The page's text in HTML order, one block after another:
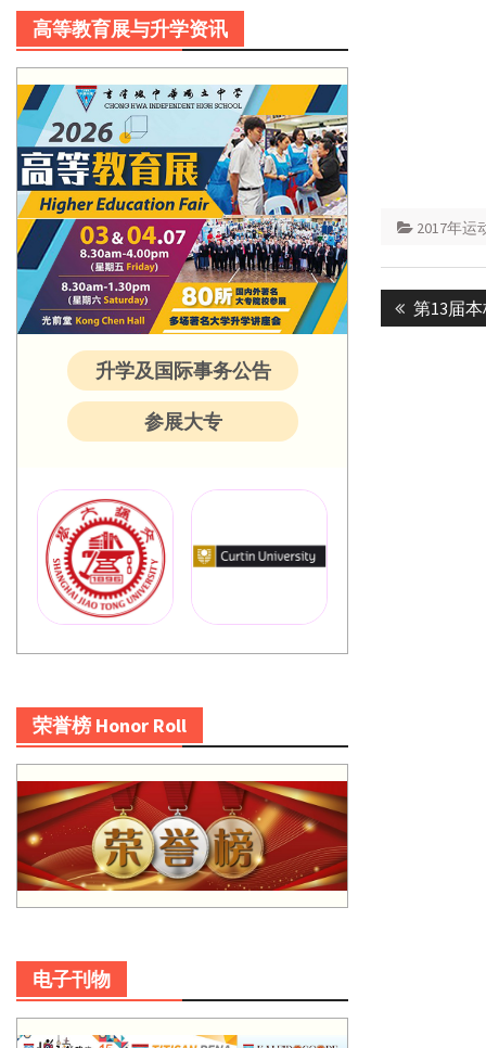
2017年运
Post
Previous
post:
第13届
高等教育展与升学资讯
升学及国际事务公告
参展大专
荣誉榜 Honor Roll
电子刊物